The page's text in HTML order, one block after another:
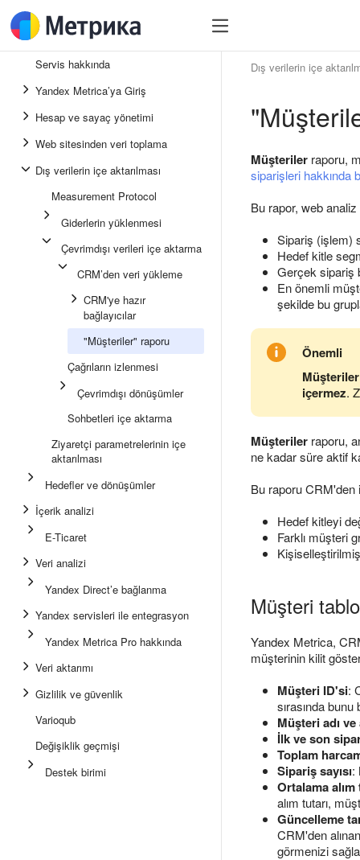
Servis hakkında
Yandex Metrica’ya Giriş
Hesap ve sayaç yönetimi
Web sitesinden veri toplama
Dış verilerin içe aktarılması
Measurement Protocol
Giderlerin yüklenmesi
Çevrimdışı verileri içe aktarma
CRM’den veri yükleme
CRM'ye hazır
bağlayıcılar
"Müşteriler" raporu
Çağrıların izlenmesi
Çevrimdışı dönüşümler
Sohbetleri içe aktarma
Ziyaretçi parametrelerinin içe
aktarılması
Hedefler ve dönüşümler
İçerik analizi
E-Ticaret
Veri analizi
Yandex Direct’e bağlanma
Yandex servisleri ile entegrasyon
Yandex Metrica Pro hakkında
Veri aktarımı
Gizlilik ve güvenlik
Varioqub
Değişiklik geçmişi
Destek birimi
Dış verilerin içe
Müşteriler raporu,
siparişleri hakkında
Bu rapor, web
Sipariş (işlem)
Hedef kitle
Gerçek sipariş
En önemli
şekilde bu
Önemli
Müşteriler
içermez.
Müşteriler raporu,
ne kadar süre aktif
Bu raporu
Hedef kitleyi
Farklı müşteri
Müşteri
Yandex Metrica,
müşterinin kilit
Müşteri ID'si:
sırasında
Müşteri adı ve
İlk ve son
Toplam
Sipariş sayısı:
Ortalama alım
alım tutarı,
Güncelleme
CRM'den
görmenizi